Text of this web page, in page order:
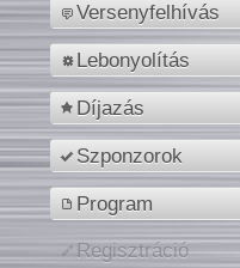
Versenyfelhívás
Lebonyolítás
Díjazás
Szponzorok
Program
Regisztráció